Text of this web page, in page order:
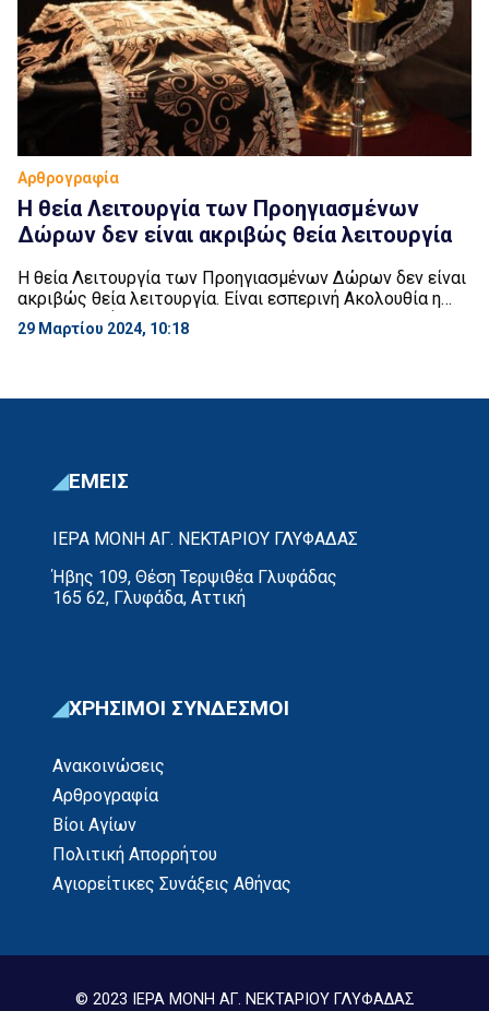
Αρθρογραφία
Η θεία Λειτουργία των Προηγιασμένων
Δώρων δεν είναι ακριβώς θεία λειτουργία
Η θεία Λειτουργία των Προηγιασμένων Δώρων δεν είναι
ακριβώς θεία λειτουργία. Είναι εσπερινή Ακολουθία η
οποία απολήγει στη θεία Κοινωνία του Σώματος και του
Αίματος του Χριστού,τα οποία, απο την προηγούμενη
ιδιαιτέρως όμως σε περιόδους νηστείας, (όπως η Αγία
29 Μαρτίου 2024, 10:18
ΕΜΕΙΣ
ΙΕΡΑ ΜΟΝΗ ΑΓ. ΝΕΚΤΑΡΙΟΥ ΓΛΥΦΑΔΑΣ
Ήβης 109, Θέση Τερψιθέα Γλυφάδας
165 62, Γλυφάδα, Αττική
ΧΡΗΣΙΜΟΙ ΣΥΝΔΕΣΜΟΙ
Ανακοινώσεις
Αρθρογραφία
Βίοι Αγίων
Πολιτική Απορρήτου
Αγιορείτικες Συνάξεις Αθήνας
© 2023 ΙΕΡΑ ΜΟΝΗ ΑΓ. ΝΕΚΤΑΡΙΟΥ ΓΛΥΦΑΔΑΣ